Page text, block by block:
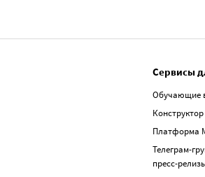
Сервисы
Обучающие
Платформа
Телеграм-
пресс-